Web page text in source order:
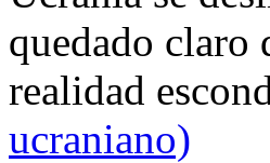
quedado claro
realidad
ucraniano)